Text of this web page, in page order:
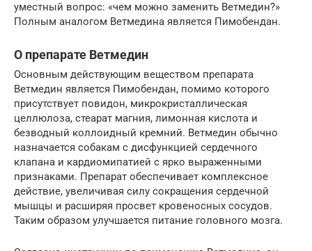
уместный вопрос: «чем можно заменить Ветмедин?»
Полным аналогом Ветмедина является Пимобендан.
О препарате Ветмедин
Основным действующим веществом препарата
Ветмедин является Пимобендан, помимо которого
присутствует повидон, микрокристаллическая
целлюлоза, стеарат магния, лимонная кислота и
безводный коллоидный кремний. Ветмедин обычно
назначается собакам с дисфункцией сердечного
клапана и кардиомипатией с ярко выраженными
признаками. Препарат обеспечивает комплексное
действие, увеличивая силу сокращения сердечной
мышцы и расширяя просвет кровеносных сосудов.
Таким образом улучшается питание головного мозга.